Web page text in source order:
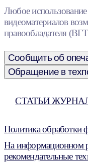
Любое
видеоматериалов
правообладателя
Сообщить об
Обращение в
СТАТЬИ
Политика обработки
На информационном
рекомендательные